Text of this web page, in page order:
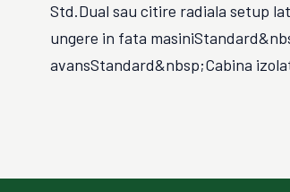
Std.Dual sau citire radiala setup
ungere in fata
avansStandard&nbsp;Cabina